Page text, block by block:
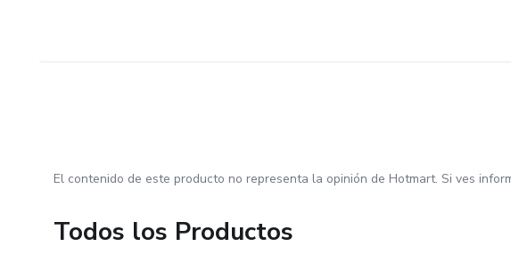
El contenido de este producto no representa la opinión de Hotmart. Si ves
Todos los Productos